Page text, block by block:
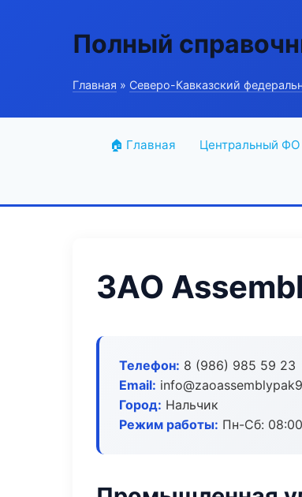
Полный
Главная » Северо-Кавказский
🏠 Главная Центральный ФО
ЗАО
Телефон: 8 (986) 985 59 23
Email:
Город: Нальчик
Режим работы: Пн-Сб: